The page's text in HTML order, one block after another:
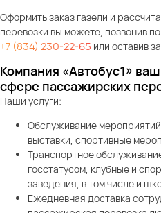
Оформить заказ газели и
перевозки вы можете, позвонив
+7 (834) 230-22-65 или оставив
Компания «Автобус1»
сфере пассажирских
Наши услуги:
Обслуживание
выставки, спортивные
Транспортное
госстатусом, клубные и
заведения, в том числе и
Ежедневная доставка